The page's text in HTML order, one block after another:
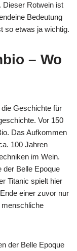
Dieser Rotwein ist
Bedeutung
so etwas ja wichtig.
– Wo
Geschichte für
Vor 150
Das Aufkommen
100 Jahren
im Wein.
der Belle Epoque
Titanic spielt hier
einer zuvor nur
der Belle Epoque